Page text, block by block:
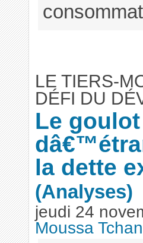
LE TIERS-
DÉFI DU
Le goulot
la dette
(Analyses)
jeudi 24
Moussa